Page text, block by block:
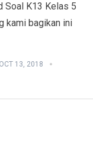
Soal K13 Kelas 5
kami bagikan ini
OCT 13, 2018